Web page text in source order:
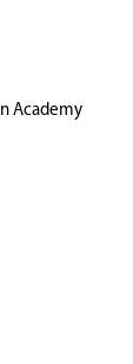
Academy